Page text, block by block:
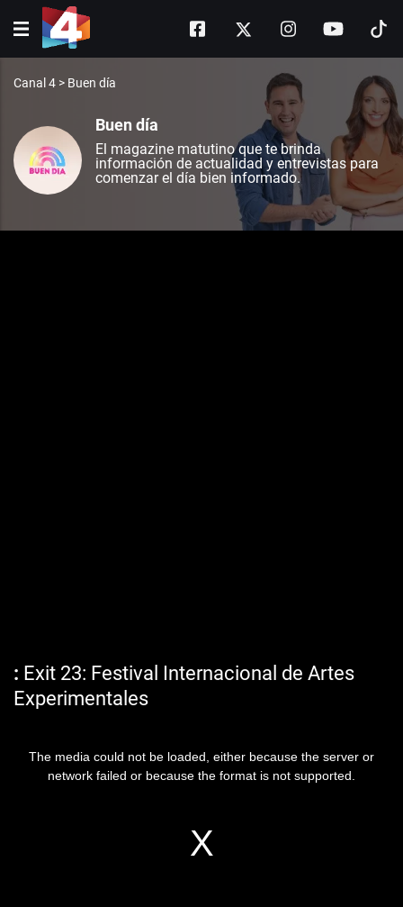
Canal 4 > Buen día
Buen día
El magazine matutino que te brinda
información de actualidad y entrevistas para
comenzar el día bien informado.
Exit 23: Festival Internacional de Artes
Experimentales
The media could not be loaded, either because the server or
network failed or because the format is not supported.